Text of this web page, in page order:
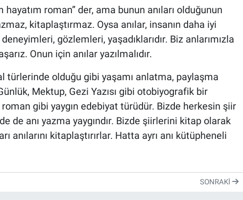
roman” der, ama bunun anıları olduğunun
kitaplaştırmaz. Oysa anılar, insanın daha iyi
gözlemleri, yaşadıklarıdır. Biz anlarımızla
Onun için anılar yazılmalıdır.
türlerinde olduğu gibi yaşamı anlatma, paylaşma
Mektup, Gezi Yazısı gibi otobiyografik bir
gibi yaygın edebiyat türüdür. Bizde herkesin şiir
de anı yazma yaygındır. Bizde şiirlerini kitap olarak
anılarını kitaplaştırırlar. Hatta ayrı anı kütüpheneli
SONRAKI